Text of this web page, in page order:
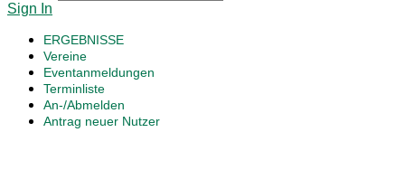
Sign In
ERGEBNISSE
Vereine
Eventanmeldungen
Terminliste
An-/Abmelden
Antrag neuer Nutzer